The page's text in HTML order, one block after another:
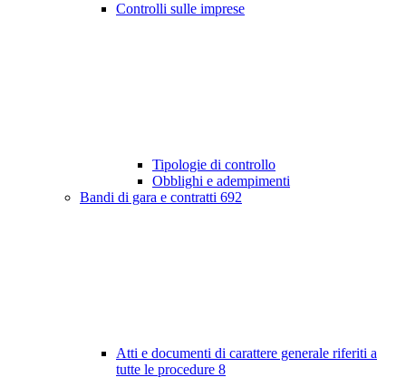
Controlli sulle imprese
Tipologie di controllo
Obblighi e adempimenti
Bandi di gara e contratti 692
Atti e documenti di carattere generale riferiti a
tutte le procedure 8